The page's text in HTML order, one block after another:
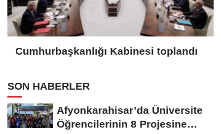
Cumhurbaşkanlığı Kabinesi toplandı
SON HABERLER
Afyonkarahisar’da Üniversite
Öğrencilerinin 8 Projesine